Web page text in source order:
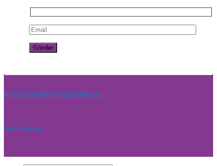
Anasayfa hakkımızda iletişim
Web Tasarım